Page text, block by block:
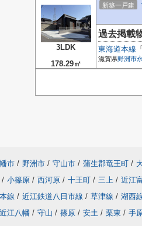
3LDK
178.29㎡
新築一戸建
過去掲載
東海道本線
滋賀県野洲市
市 / 野洲市 / 守山市 / 蒲生郡竜王町 /
/ 小篠原 / 西河原 / 十王町 / 三上 / 近江
線 / 近江鉄道八日市線 / 草津線 / 湖西
近江八幡 / 守山 / 篠原 / 安土 / 栗東 / 手